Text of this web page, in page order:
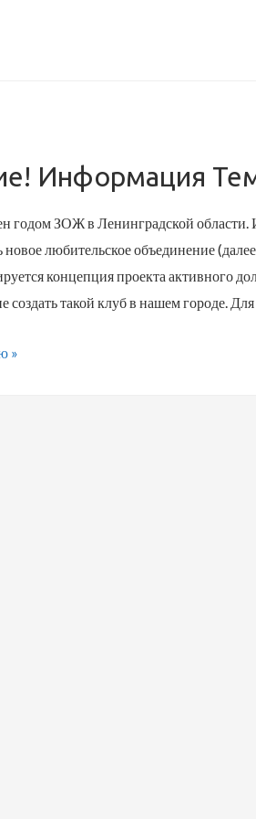
Информация
годом ЗОЖ в Ленинградской
новое любительское объединение
концепция проекта активного
создать такой клуб в нашем городе.
»